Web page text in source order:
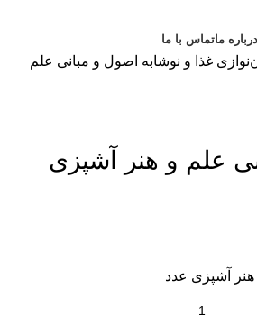
درباره‌ ماتماس با ما
غذا و نوشابه اصول و مبانی علم
علم و هنر آشپزی
آشپزی عدد